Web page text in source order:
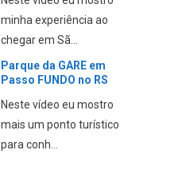
minha experiência ao
chegar em Sã...
Parque da GARE em
Passo FUNDO no RS
Neste vídeo eu mostro
mais um ponto turístico
para conh...